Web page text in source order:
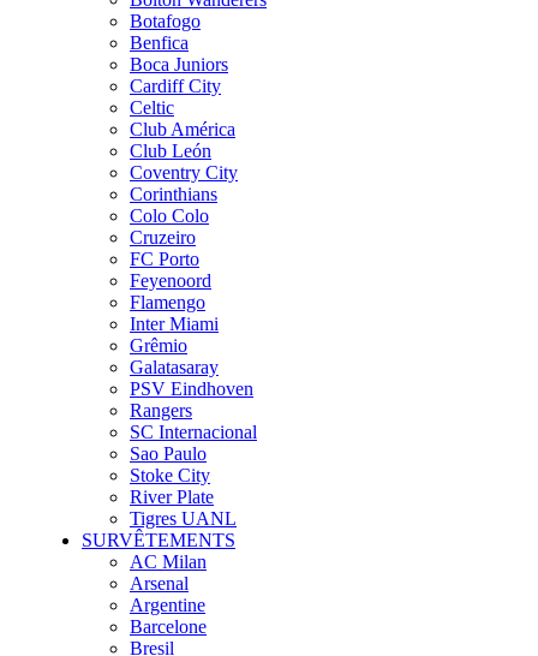
Botafogo
Benfica
Boca Juniors
Cardiff City
Celtic
Club América
Club León
Coventry City
Corinthians
Colo Colo
Cruzeiro
FC Porto
Feyenoord
Flamengo
Inter Miami
Grêmio
Galatasaray
PSV Eindhoven
Rangers
SC Internacional
Sao Paulo
Stoke City
River Plate
Tigres UANL
SURVÊTEMENTS
AC Milan
Arsenal
Argentine
Barcelone
Bresil